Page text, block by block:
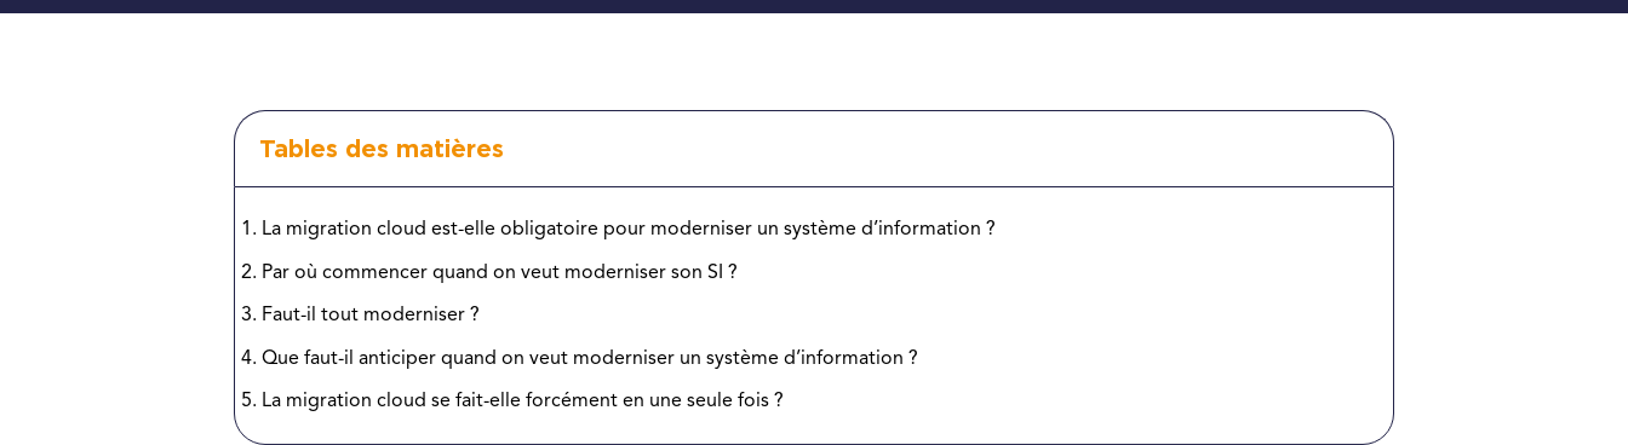
Tables des matières
La migration cloud est-elle obligatoire pour moderniser un système d’information ?
Par où commencer quand on veut moderniser son SI ?
Faut-il tout moderniser ?
Que faut-il anticiper quand on veut moderniser un système d’information ?
La migration cloud se fait-elle forcément en une seule fois ?